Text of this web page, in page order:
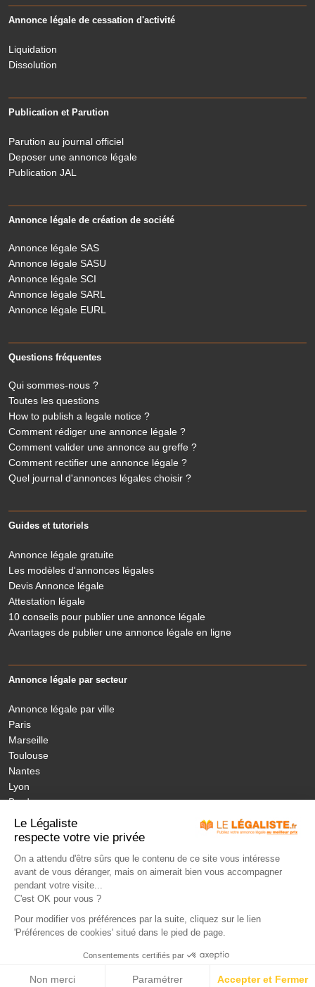
Le Légaliste
respecte votre vie privée
On a attendu d'être sûrs que le contenu de ce site vous intéresse
avant de vous déranger, mais on aimerait bien vous accompagner
pendant votre visite...
C'est OK pour vous ?
Pour modifier vos préférences par la suite, cliquez sur le lien
'Préférences de cookies' situé dans le pied de page.
Consentements certifiés par
Non merci Paramétrer Accepter et Fermer
Annonce légale de cessation d'activité
Liquidation
Dissolution
Publication et Parution
Parution au journal officiel
Deposer une annonce légale
Publication JAL
Annonce légale de création de société
Annonce légale SAS
Annonce légale SASU
Annonce légale SCI
Annonce légale SARL
Annonce légale EURL
Questions fréquentes
Qui sommes-nous ?
Toutes les questions
How to publish a legale notice ?
Comment rédiger une annonce légale ?
Comment valider une annonce au greffe ?
Comment rectifier une annonce légale ?
Quel journal d'annonces légales choisir ?
Guides et tutoriels
Annonce légale gratuite
Les modèles d'annonces légales
Devis Annonce légale
Attestation légale
10 conseils pour publier une annonce légale
Avantages de publier une annonce légale en ligne
Annonce légale par secteur
Annonce légale par ville
Paris
Marseille
Toulouse
Nantes
Lyon
Bordeaux
Nice
Annonces légales nouvelles régions
MON ANNONCE LEGALE LÉGISLATION
ANNONCES PUBLIÉES
JOURNAUX HABILITÉS
CONTACT
LEXIQUE
S’identifier